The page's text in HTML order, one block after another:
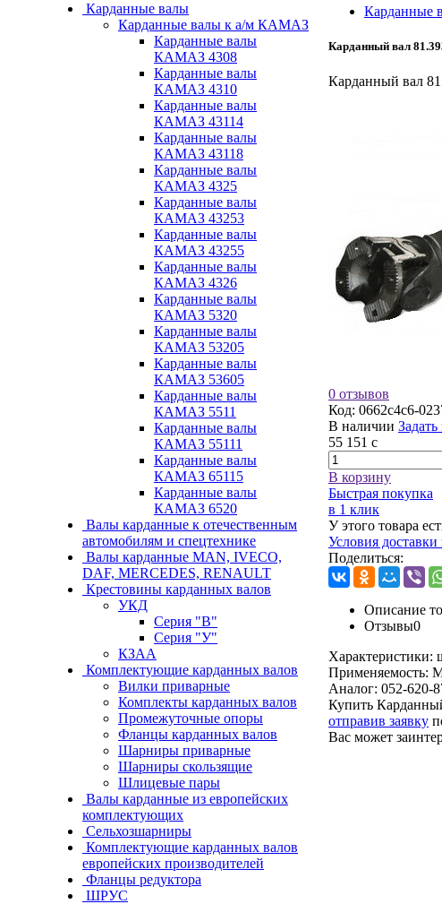
Карданные валы
Карданные валы к а/м КАМАЗ
Карданные валы
КАМАЗ 4308
Карданные валы
КАМАЗ 4310
Карданные валы
КАМАЗ 43114
Карданные валы
КАМАЗ 43118
Карданные валы
КАМАЗ 4325
Карданные валы
КАМАЗ 43253
Карданные валы
КАМАЗ 43255
Карданные валы
КАМАЗ 4326
Карданные валы
КАМАЗ 5320
Карданные валы
КАМАЗ 53205
Карданные валы
КАМАЗ 53605
Карданные валы
КАМАЗ 5511
Карданные валы
КАМАЗ 55111
Карданные валы
КАМАЗ 65115
Карданные валы
КАМАЗ 6520
Валы карданные к отечественным
автомобилям и спецтехнике
Валы карданные MAN, IVECO,
DAF, MERCEDES, RENAULT
Крестовины карданных валов
УКД
Серия "В"
Серия "У"
КЗАА
Комплектующие карданных валов
Вилки приварные
Комплекты карданных валов
Промежуточные опоры
Фланцы карданных валов
Шарниры приварные
Шарниры скользящие
Шлицевые пары
Валы карданные из европейских
комплектующих
Сельхозшарниры
Комплектующие карданных валов
европейских производителей
Фланцы редуктора
ШРУС
Карданные
Карданный вал
Карданный вал
0 отзывов
Код: 0662c4c6-
В наличии
55 151 c
В корзину
Быстрая покупка
в 1 клик
У этого товара
Условия
Поделиться:
Описание
Отзывы0
Характеристики:
Применяемость:
Аналог: 052-620-
Купить
отправив заявку
Вас может